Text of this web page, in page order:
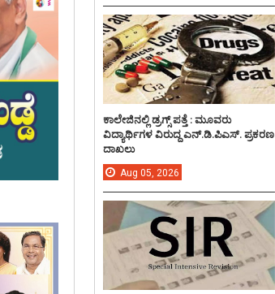
ಕಾಲೇಜಿನಲ್ಲಿ ಡ್ರಗ್ಸ್ ಪತ್ತೆ : ಮೂವರು
ವಿದ್ಯಾರ್ಥಿಗಳ ವಿರುದ್ದ ಎನ್.ಡಿ.ಪಿಎಸ್. ಪ್ರಕರಣ
ದಾಖಲು
Aug 05, 2026